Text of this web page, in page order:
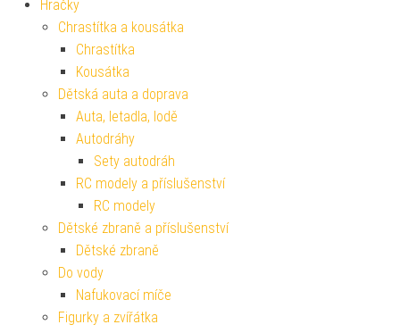
Hračky
Chrastítka a kousátka
Chrastítka
Kousátka
Dětská auta a doprava
Auta, letadla, lodě
Autodráhy
Sety autodráh
RC modely a příslušenství
RC modely
Dětské zbraně a příslušenství
Dětské zbraně
Do vody
Nafukovací míče
Figurky a zvířátka